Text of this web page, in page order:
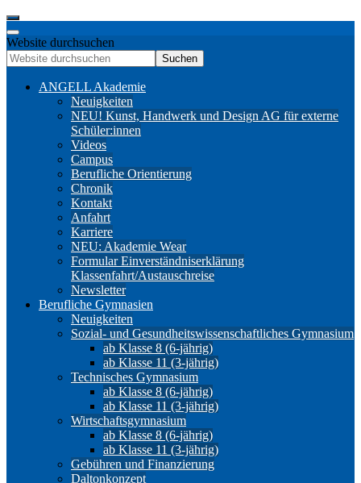
Website durchsuchen
Suchen
ANGELL Akademie
Neuigkeiten
NEU! Kunst, Handwerk und Design AG für externe
Schüler:innen
Videos
Campus
Berufliche Orientierung
Chronik
Kontakt
Anfahrt
Karriere
NEU: Akademie Wear
Formular Einverständniserklärung
Klassenfahrt/Austauschreise
Newsletter
Berufliche Gymnasien
Neuigkeiten
Sozial- und Gesundheitswissenschaftliches Gymnasium
ab Klasse 8 (6-jährig)
ab Klasse 11 (3-jährig)
Technisches Gymnasium
ab Klasse 8 (6-jährig)
ab Klasse 11 (3-jährig)
Wirtschaftsgymnasium
ab Klasse 8 (6-jährig)
ab Klasse 11 (3-jährig)
Gebühren und Finanzierung
Daltonkonzept